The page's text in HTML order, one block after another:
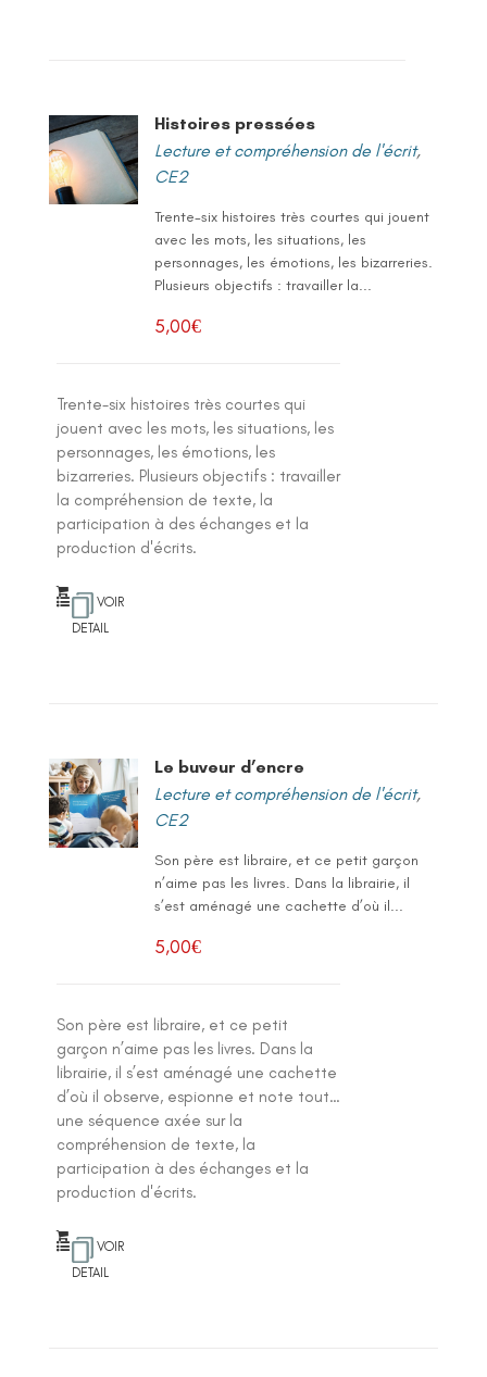
Histoires pressées
Lecture et compréhension de l'écrit,
CE2
Trente-six histoires très courtes qui jouent
avec les mots, les situations, les
personnages, les émotions, les bizarreries.
Plusieurs objectifs : travailler la...
5,00€
Trente-six histoires très courtes qui
jouent avec les mots, les situations, les
personnages, les émotions, les
bizarreries. Plusieurs objectifs : travailler
la compréhension de texte, la
participation à des échanges et la
production d'écrits.
VOIR
DETAIL
Le buveur d’encre
Lecture et compréhension de l'écrit,
CE2
Son père est libraire, et ce petit garçon
n’aime pas les livres. Dans la librairie, il
s’est aménagé une cachette d’où il...
5,00€
Son père est libraire, et ce petit
garçon n’aime pas les livres. Dans la
librairie, il s’est aménagé une cachette
d’où il observe, espionne et note tout…
une séquence axée sur la
compréhension de texte, la
participation à des échanges et la
production d'écrits.
VOIR
DETAIL